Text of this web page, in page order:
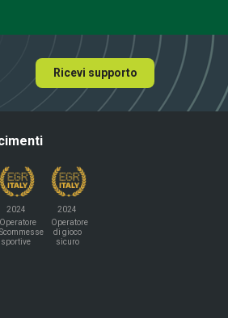
Ricevi supporto
2024
Operatore
Scommesse
sportive
2024
Operatore
di gioco
sicuro